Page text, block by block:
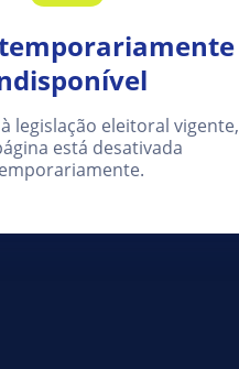
legislação eleitoral vigente,
está desativada